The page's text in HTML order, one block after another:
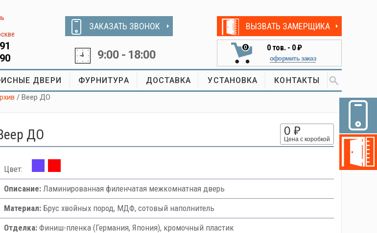
ЗАКАЗАТЬ ЗВОНОК
9:00 - 18:00
ВЫЗВАТЬ ЗАМЕРЩИКА
0 0тов. - 0 ₽
оформить заказ
ДВЕРИ ФУРНИТУРА ДОСТАВКА УСТАНОВКА КОНТАКТЫ
/ Веер ДО
ДО 0 ₽
Цена с коробкой
Цвет:
Описание:Ламинированная филенчатая межкомнатная дверь
Материал:Брус хвойных пород, МДФ, сотовый наполнитель
Отделка:Финиш-пленка (Германия, Япония), кромочный пластик